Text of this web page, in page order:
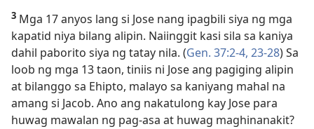
3 Mga 17 anyos lang si Jose nang ipagbili siya ng mga
kapatid niya bilang alipin. Naiinggit kasi sila sa kaniya
dahil paborito siya ng tatay nila. (Gen. 37:2-4, 23-28) Sa
loob ng mga 13 taon, tiniis ni Jose ang pagiging alipin
at bilanggo sa Ehipto, malayo sa kaniyang mahal na
amang si Jacob. Ano ang nakatulong kay Jose para
huwag mawalan ng pag-asa at huwag maghinanakit?